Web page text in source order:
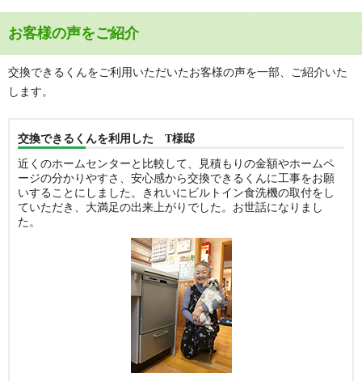
お客様の声をご紹介
交換できるくんをご利用いただいたお客様の声を一部、ご紹介いた
します。
交換できるくんを利用した T様邸
近くのホームセンターと比較して、見積もりの金額やホームペ
ージの分かりやすさ、安心感から交換できるくんに工事をお願
いすることにしました。きれいにビルトイン食洗機の取付をし
ていただき、大満足の出来上がりでした。お世話になりまし
た。